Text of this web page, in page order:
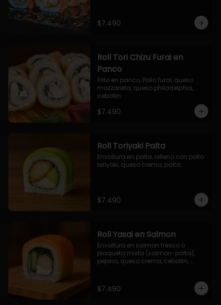
$7.490
Roll Tori Chizu Furai en
Panco
Frito en panco, Pollo furai, queso
mozzarella, queso philadelphia,
cebollin.
$7.490
Roll Toriyaki Palta
Envoltura en palta, relleno con pollo
teriyaki, queso crema, palta.
$7.490
Roll Yasai en Salmon
Envoltura en salmon fresco o
plaqueta mixta (salmon-palta),
pepino, queso crema, cebollin,
$7.490